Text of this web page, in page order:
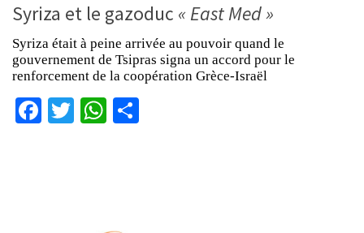
Syriza et le gazoduc « East Med »
Syriza était à peine arrivée au pouvoir quand le
gouvernement de Tsipras signa un accord pour le
renforcement de la coopération Grèce-Israël
Facebook
TwitterWhatsApp